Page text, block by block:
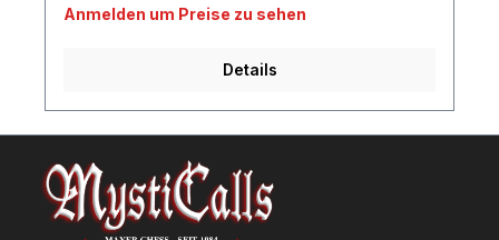
Anmelden um Preise zu sehen
Details